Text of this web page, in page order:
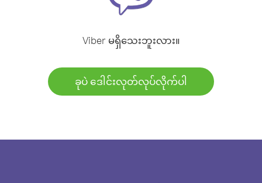
Viber မရှိသေးဘူးလား။
ခုပဲ ဒေါင်းလုတ်လုပ်လိုက်ပါ